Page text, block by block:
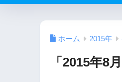
ホーム 2015年
「2015年8